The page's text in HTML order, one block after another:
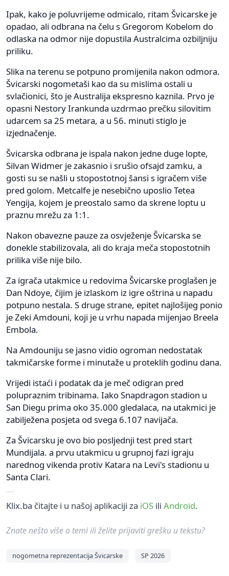
Ipak, kako je poluvrijeme odmicalo, ritam Švicarske je
opadao, ali odbrana na čelu s Gregorom Kobelom do
odlaska na odmor nije dopustila Australcima ozbiljniju
priliku.
Slika na terenu se potpuno promijenila nakon odmora.
Švicarski nogometaši kao da su mislima ostali u
svlačionici, što je Australija ekspresno kaznila. Prvo je
opasni Nestory Irankunda uzdrmao prečku silovitim
udarcem sa 25 metara, a u 56. minuti stiglo je
izjednačenje.
Švicarska odbrana je ispala nakon jedne duge lopte,
Silvan Widmer je zakasnio i srušio ofsajd zamku, a
gosti su se našli u stopostotnoj šansi s igračem više
pred golom. Metcalfe je nesebično uposlio Tetea
Yengija, kojem je preostalo samo da skrene loptu u
praznu mrežu za 1:1.
Nakon obavezne pauze za osvježenje Švicarska se
donekle stabilizovala, ali do kraja meča stopostotnih
prilika više nije bilo.
Za igrača utakmice u redovima Švicarske proglašen je
Dan Ndoye, čijim je izlaskom iz igre oštrina u napadu
potpuno nestala. S druge strane, epitet najlošijeg ponio
je Zeki Amdouni, koji je u vrhu napada mijenjao Breela
Embola.
Na Amdouniju se jasno vidio ogroman nedostatak
takmičarske forme i minutaže u proteklih godinu dana.
Vrijedi istaći i podatak da je meč odigran pred
polupraznim tribinama. Iako Snapdragon stadion u
San Diegu prima oko 35.000 gledalaca, na utakmici je
zabilježena posjeta od svega 6.107 navijača.
Za Švicarsku je ovo bio posljednji test pred start
Mundijala. a prvu utakmicu u grupnoj fazi igraju
narednog vikenda protiv Katara na Levi's stadionu u
Santa Clari.
Klix.ba čitajte i u našoj aplikaciji za iOS ili Android.
Znate nešto više o temi ili želite prijaviti grešku u tekstu?
nogometna reprezentacija Švicarske SP 2026